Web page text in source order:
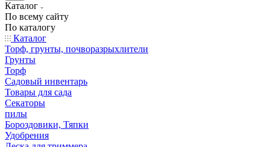
Каталог
По всему сайту
По каталогу
Каталог
Торф, грунты, почворазрыхлители
Грунты
Торф
Садовый инвентарь
Товары для сада
Секаторы
пилы
Бороздовики, Тяпки
Удобрения